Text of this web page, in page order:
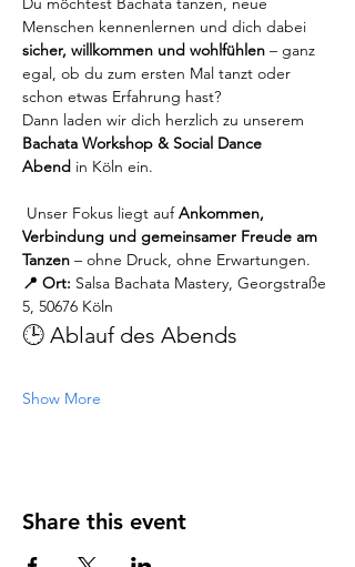
Menschen kennenlernen und dich dabei
sicher, willkommen und wohlfühlen – ganz
egal, ob du zum ersten Mal tanzt oder
schon etwas Erfahrung hast?
Dann laden wir dich herzlich zu unserem
Bachata Workshop & Social Dance
Abend in Köln ein.
Unser Fokus liegt auf Ankommen,
Verbindung und gemeinsamer Freude am
Tanzen – ohne Druck, ohne Erwartungen.
📍 Ort: Salsa Bachata Mastery, Georgstraße
5, 50676 Köln
🕒 Ablauf des Abends
Show More
Share this event